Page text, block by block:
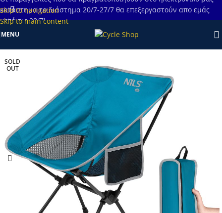
Skip to navigation
Skip to main content
κατάστημα το διάστημα 20/7-27/7 θα επεξεργαστούν απο εμάς
μετά τις 28/7!
MENU
SOLD
OUT